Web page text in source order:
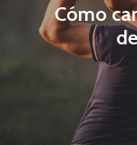
Cómo